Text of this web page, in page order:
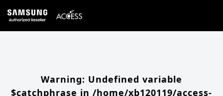
Warning : Attempt to read property "slug" on null in
company.com/public_html/ss/wp-content/themes/zeroichi_child_20221003/single.php
Warning: Undefined variable
$catchphrase in /home/xb120119/access-